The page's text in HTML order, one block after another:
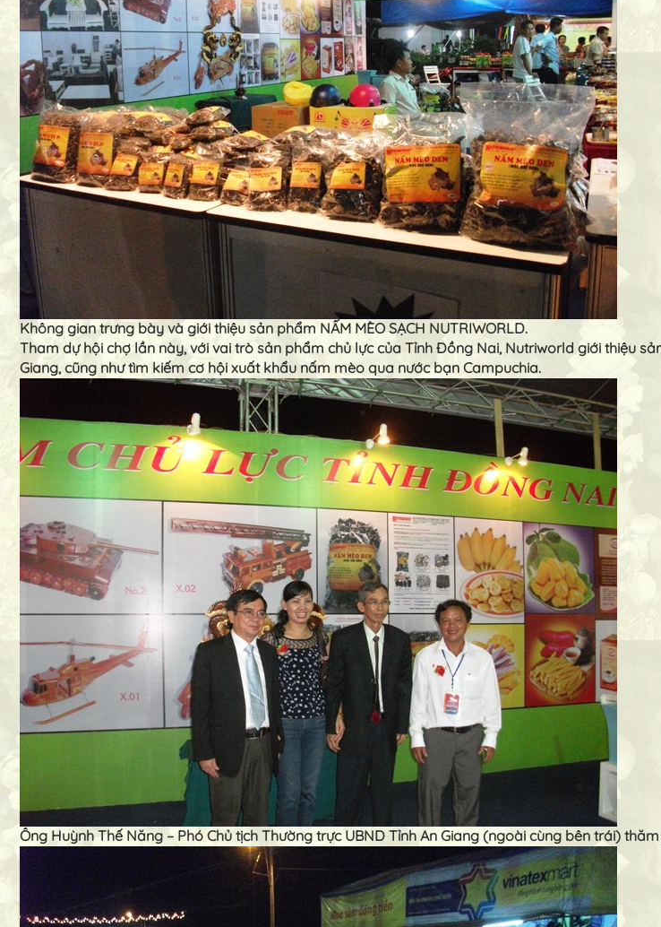
Không gian trưng bày và giới thiệu sản phẩm NẤM MÈO SẠCH NUTRIWORLD.
Tham dự hội chợ lần này, với vai trò sản phẩm chủ lực của Tỉnh Đồng Nai, Nutriworld giới thiệu
Giang, cũng như tìm kiếm cơ hội xuất khẩu nấm mèo qua nước bạn Campuchia.
Ông Huỳnh Thế Năng – Phó Chủ tịch Thường trực UBND Tỉnh An Giang (ngoài cùng bên trái)